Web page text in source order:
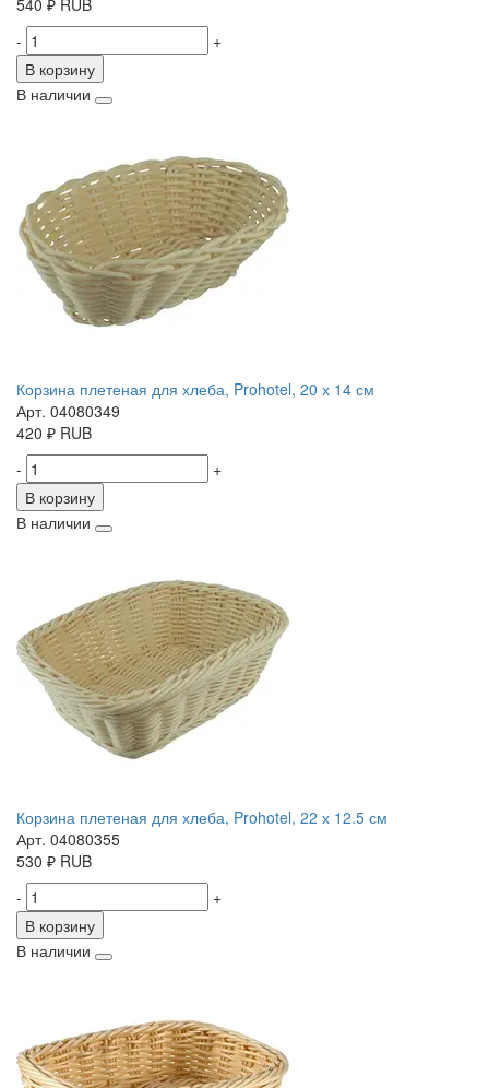
540 ₽ RUB
-
+
В корзину
В наличии
Корзина плетеная для хлеба, Prohotel, 20 х 14 см
Арт. 04080349
420 ₽ RUB
-
+
В корзину
В наличии
Корзина плетеная для хлеба, Prohotel, 22 х 12.5 см
Арт. 04080355
530 ₽ RUB
-
+
В корзину
В наличии